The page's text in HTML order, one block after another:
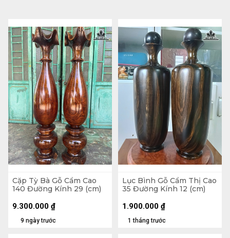
Cặp Tỳ Bà Gỗ Cẩm Cao
140 Đường Kính 29 (cm)
9 ngày trước
9.300.000 ₫
Lục Bình Gỗ Cẩm Thị Cao
35 Đường Kính 12 (cm)
1 tháng trước
1.900.000 ₫